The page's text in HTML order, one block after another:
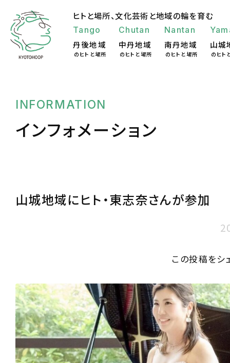
ヒトと場所、文化芸術と地域の輪を育む
Tango
丹後地域
のヒトと場所
Chutan
中丹地域
のヒトと場所
Nantan
南丹地域
のヒトと場所
山城
のヒト
INFORMATION
インフォメーション
山城地域にヒト・東志奈さんが参加
この投稿をシ